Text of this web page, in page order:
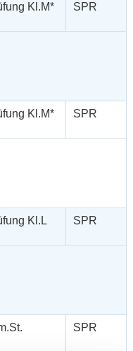
Kl.M* SPR
Kl.M* SPR
Kl.L SPR
SPR